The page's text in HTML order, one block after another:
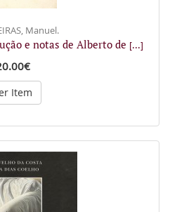
Manuel.
e notas de Alberto de [...]
Item